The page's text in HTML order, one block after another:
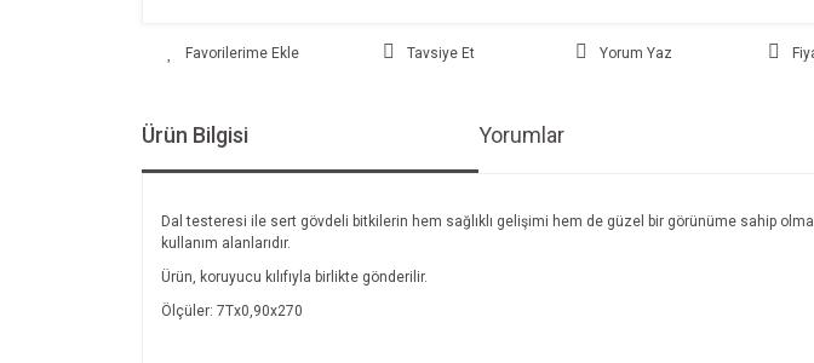
Tavsiye Et Yorum Yaz
Ürün Bilgisi Yorumlar
Dal testeresi ile sert gövdeli bitkilerin hem sağlıklı gelişimi hem de güzel bir görünüme sahip
kullanım alanlarıdır.
Ürün, koruyucu kılıfıyla birlikte gönderilir.
Ölçüler: 7Tx0,90x270